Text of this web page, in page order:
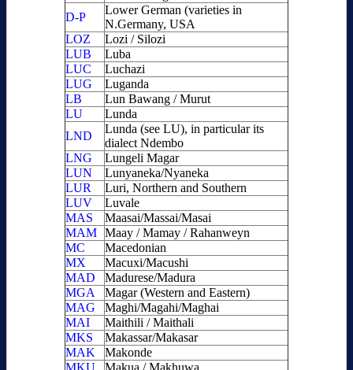
D-P
Lower German (varieties in
N.Germany, USA
LOZ
Lozi / Silozi
LUB
Luba
LUC
Luchazi
LUG
Luganda
LB
Lun Bawang / Murut
LU
Lunda
LND
Lunda (see LU), in particular its
dialect Ndembo
LNG
Lungeli Magar
LUN
Lunyaneka/Nyaneka
LUR
Luri, Northern and Southern
LUV
Luvale
MAS
Maasai/Massai/Masai
MAM Maay / Mamay / Rahanweyn
MC
Macedonian
MX
Macuxi/Macushi
MAD
Madurese/Madura
MGA
Magar (Western and Eastern)
MAG
Maghi/Magahi/Maghai
MAI
Maithili / Maithali
MKS
Makassar/Makasar
MAK
Makonde